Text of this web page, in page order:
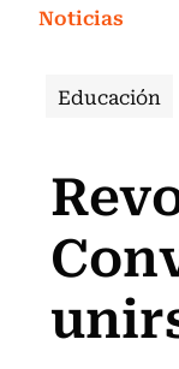
Noticias
Educación